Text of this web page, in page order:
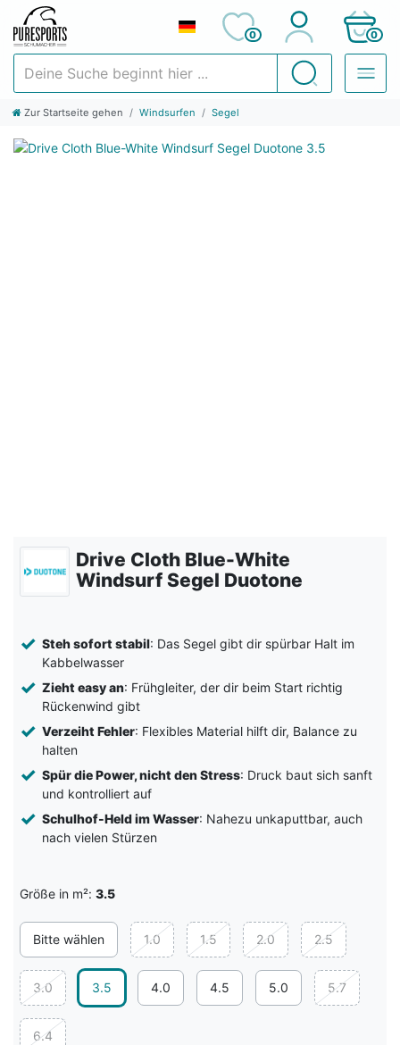
Suchen
0 0
Zur Startseite gehen Windsurfen Segel
Drive Cloth Blue-White
Windsurf Segel Duotone
Steh sofort stabil: Das Segel gibt dir spürbar Halt im
Kabbelwasser
Zieht easy an: Frühgleiter, der dir beim Start richtig
Rückenwind gibt
Verzeiht Fehler: Flexibles Material hilft dir, Balance zu
halten
Spür die Power, nicht den Stress: Druck baut sich sanft
und kontrolliert auf
Schulhof-Held im Wasser: Nahezu unkaputtbar, auch
nach vielen Stürzen
Größe in m²: 3.5
Bitte wählen 1.0 1.5 2.0 2.5
3.0 3.5 4.0 4.5 5.0 5.7
6.4